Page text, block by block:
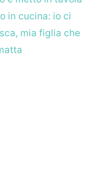
in cucina: io ci
mia figlia che